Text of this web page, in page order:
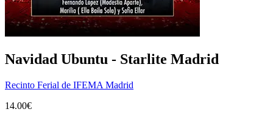
Navidad Ubuntu - Starlite Madrid
Recinto Ferial de IFEMA Madrid
14.00€